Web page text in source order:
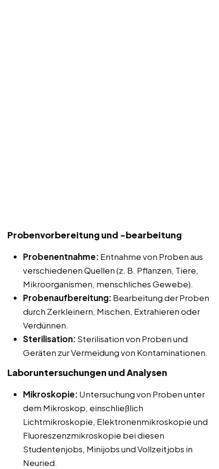
Probenvorbereitung und -bearbeitung
Probenentnahme: Entnahme von Proben aus
verschiedenen Quellen (z. B. Pflanzen, Tiere,
Mikroorganismen, menschliches Gewebe).
Probenaufbereitung: Bearbeitung der Proben
durch Zerkleinern, Mischen, Extrahieren oder
Verdünnen.
Sterilisation: Sterilisation von Proben und
Geräten zur Vermeidung von Kontaminationen.
Laboruntersuchungen und Analysen
Mikroskopie: Untersuchung von Proben unter
dem Mikroskop, einschließlich
Lichtmikroskopie, Elektronenmikroskopie und
Fluoreszenzmikroskopie bei diesen
Studentenjobs, Minijobs und Vollzeitjobs in
Neuried.